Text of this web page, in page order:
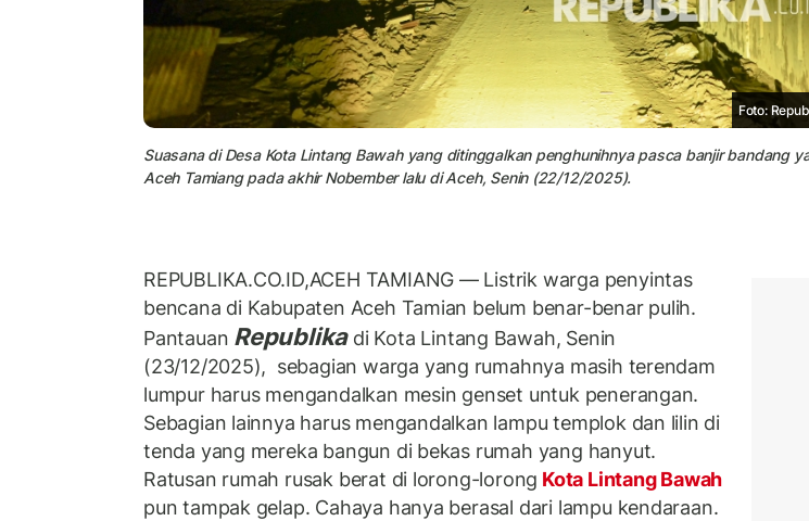
Foto:
Suasana di Desa Kota Lintang Bawah yang ditinggalkan penghunihnya pasca banjir bandang
Aceh Tamiang pada akhir Nobember lalu di Aceh, Senin (22/12/2025).
REPUBLIKA.CO.ID,ACEH TAMIANG — Listrik warga penyintas
bencana di Kabupaten Aceh Tamian belum benar-benar pulih.
Pantauan Republikadi Kota Lintang Bawah, Senin
(23/12/2025), sebagian warga yang rumahnya masih terendam
lumpur harus mengandalkan mesin genset untuk penerangan.
Sebagian lainnya harus mengandalkan lampu templok dan lilin di
tenda yang mereka bangun di bekas rumah yang hanyut.
Ratusan rumah rusak berat di lorong-lorong Kota Lintang Bawah
pun tampak gelap. Cahaya hanya berasal dari lampu kendaraan.